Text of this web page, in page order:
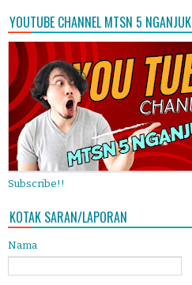
YOUTUBE CHANNEL MTSN 5 NGANJUK
Subscribe!!
KOTAK SARAN/LAPORAN
Nama